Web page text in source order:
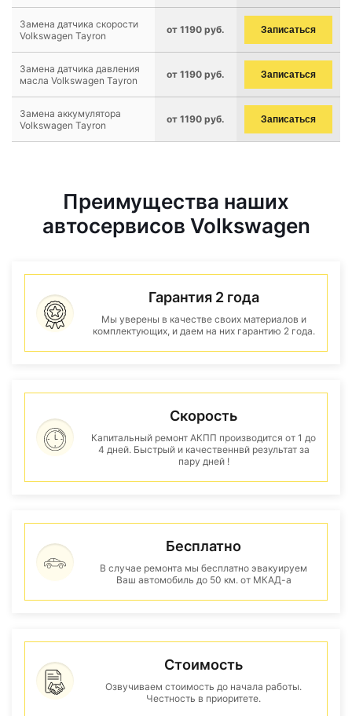
Замена датчика скорости
Volkswagen Tayron
от 1190 руб. Записаться
Замена датчика давления
масла Volkswagen Tayron
от 1190 руб. Записаться
Замена аккумулятора
Volkswagen Tayron
от 1190 руб. Записаться
Преимущества наших
автосервисов Volkswagen
Гарантия 2 года
Мы уверены в качестве своих материалов и
комплектующих, и даем на них гарантию 2 года.
Скорость
Капитальный ремонт АКПП производится от 1 до
4 дней. Быстрый и качественнвй результат за
пару дней !
Бесплатно
В случае ремонта мы бесплатно эвакуируем
Ваш автомобиль до 50 км. от МКАД-а
Стоимость
Озвучиваем стоимость до начала работы.
Честность в приоритете.